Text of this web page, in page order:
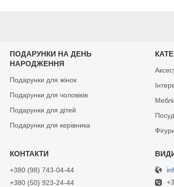
ПОДАРУНКИ НА ДЕНЬ
НАРОДЖЕННЯ
Подарунки для жінок
Подарунки для чоловіків
Подарунки для дітей
Подарунки для керівника
Меблі
Посуд
+380 (98) 743-04-44
+380 (50) 923-24-44